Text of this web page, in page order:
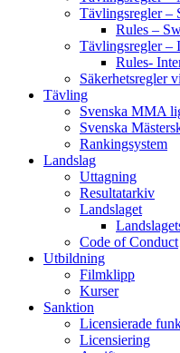
Tävlingsregler –
Rules –
Tävlingsregler –
Rules-
Säkerhetsregler
Tävling
Svenska MMA
Svenska
Rankingsystem
Landslag
Uttagning
Resultatarkiv
Landslaget
Code of Conduct
Utbildning
Filmklipp
Kurser
Sanktion
Licensierade
Licensiering